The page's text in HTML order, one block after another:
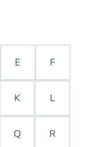
E F
K L
Q R